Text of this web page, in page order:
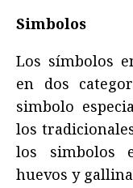
Simbolos
Los símbolos
en dos
simbolo
los
los simbolos
huevos y